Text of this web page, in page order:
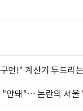
먼!" 계산기 두드리
"안돼"… 논란의 서울